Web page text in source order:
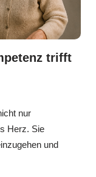
trifft
nur
Herz. Sie
und